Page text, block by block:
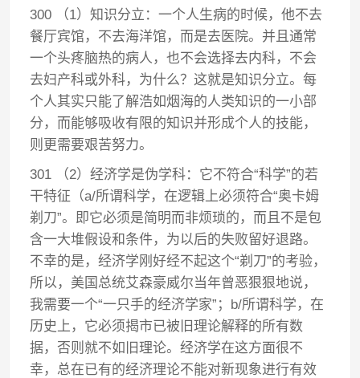
300 （1）知识分立：一个人生病的时候，他不去
餐厅宾馆，不去海洋馆，而是去医院。并且通常
一个头疼脑热的病人，也不会选择去内科，不会
去妇产科或外科，为什么？这就是知识分立。每
个人其实只能了解浩如烟海的人类知识的一小部
分，而能够吸收有限的知识并形成个人的技能，
则更需要艰苦努力。
301 （2）经济学是伪学科：它不符合“科学”的若
干特征（a/所谓科学，在逻辑上必须符合“奥卡姆
剃刀”。即它必须是简明而非烦琐的，而且不是包
含一大堆假设和条件，为以后的失败留好退路。
不幸的是，经济学刚好经不起这个“剃刀”的考验，
所以，美国总统艾森豪威尔当年曾恶狠狠地说，
我需要一个“一只手的经济学家”；b/所谓科学，在
历史上，它必须揭市已被旧理论解释的所有数
据，否则就不如旧理论。经济学在这方面很不
幸，总在已有的经济理论不能对新现象进行有效